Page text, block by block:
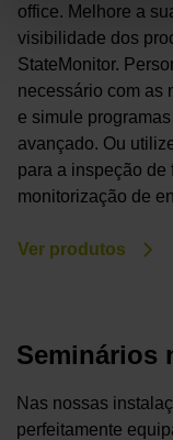
office. Melhore a
visibilidade dos
StateMonitor.
necessário com as
e simule
avançado. Ou
para a inspeção de
monitorização de
Ver produtos
Seminários
Nas nossas
perfeitamente